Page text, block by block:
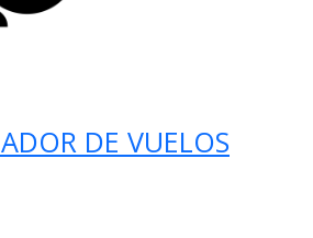
DE VUELOS